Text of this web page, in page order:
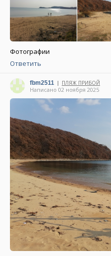
Фотографии
Ответить
fbm2511 | ПЛЯЖ ПРИБОЙ
Написано 02 ноября 2025